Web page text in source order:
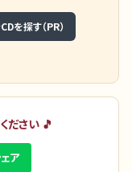
を探す（PR）
ださい 🎵
ア